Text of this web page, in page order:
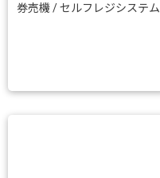
券売機 / セルフレジシステム